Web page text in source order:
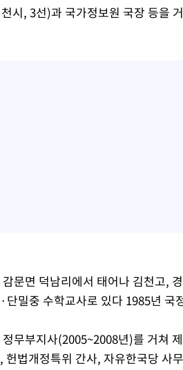
시, 3선)과 국가정보원 국장 등을
문면 덕남리에서 태어나 김천고,
단밀중 수학교사로 있다 1985년 국
무부지사(2005~2008년)를 거쳐
헌법개정특위 간사, 자유한국당 사